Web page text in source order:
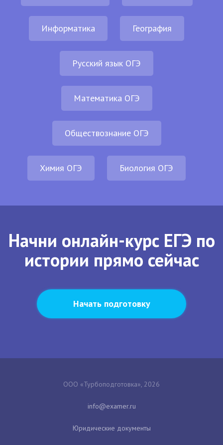
Информатика География
Русский язык ОГЭ
Математика ОГЭ
Обществознание ОГЭ
Химия ОГЭ Биология ОГЭ
Начни онлайн-курс ЕГЭ по
истории прямо сейчас
Начать подготовку
ООО «Турбоподготовка», 2026
Юридические документы